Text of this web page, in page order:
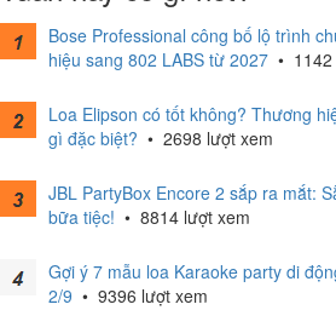
Bose Professional công bố lộ trình
hiệu sang 802 LABS từ 2027 •
Loa Elipson có tốt không? Thương
gì đặc biệt? • 2698 lượt xem
JBL PartyBox Encore 2 sắp ra mắt:
bữa tiệc! • 8814 lượt xem
Gợi ý 7 mẫu loa Karaoke party di
2/9 • 9396 lượt xem